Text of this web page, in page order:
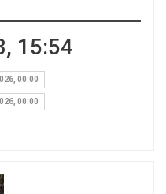
15:54
00:00
00:00